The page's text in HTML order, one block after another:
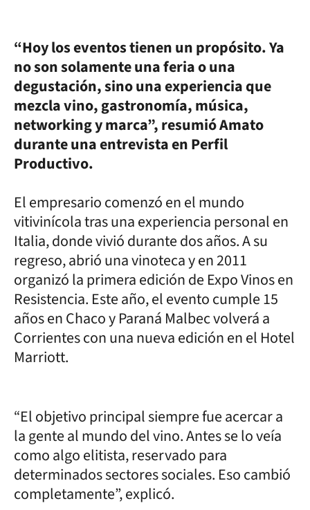
“Hoy los eventos tienen un propósito. Ya
no son solamente una feria o una
degustación, sino una experiencia que
mezcla vino, gastronomía, música,
networking y marca”, resumió Amato
durante una entrevista en Perfil
Productivo.
El empresario comenzó en el mundo
vitivinícola tras una experiencia personal en
Italia, donde vivió durante dos años. A su
regreso, abrió una vinoteca y en 2011
organizó la primera edición de Expo Vinos en
Resistencia. Este año, el evento cumple 15
años en Chaco y Paraná Malbec volverá a
Corrientes con una nueva edición en el Hotel
Marriott.
“El objetivo principal siempre fue acercar a
la gente al mundo del vino. Antes se lo veía
como algo elitista, reservado para
determinados sectores sociales. Eso cambió
completamente”, explicó.